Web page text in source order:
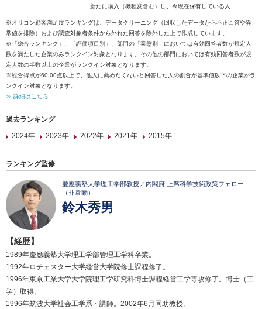
新たに購入（機種変含む）し、今現在保有している人
※オリコン顧客満足度ランキングは、データクリーニング（回収したデータから不正回答や異
常値を排除）および調査対象者条件から外れた回答を除外した上で作成しています。
※「総合ランキング」、「評価項目別」、部門の「業態別」においては有効回答者数が規定人
数を満たした企業のみランクイン対象となります。その他の部門においては有効回答者数が規
定人数の半数以上の企業がランクイン対象となります。
※総合得点が60.00点以上で、他人に薦めたくないと回答した人の割合が基準値以下の企業がラ
ンクイン対象となります。
≫ 詳細はこちら
過去ランキング
2024年
2023年 2022年 2021年 2015年
ランキング監修
慶應義塾大学理工学部教授／内閣府 上席科学技術政策フェロー
（非常勤）
鈴木秀男
【経歴】
1989年慶應義塾大学理工学部管理工学科卒業。
1992年ロチェスター大学経営大学院修士課程修了。
1996年東京工業大学大学院理工学研究科博士課程経営工学専攻修了。博士（工
学）取得。
1996年筑波大学社会工学系・講師。2002年6月同助教授。